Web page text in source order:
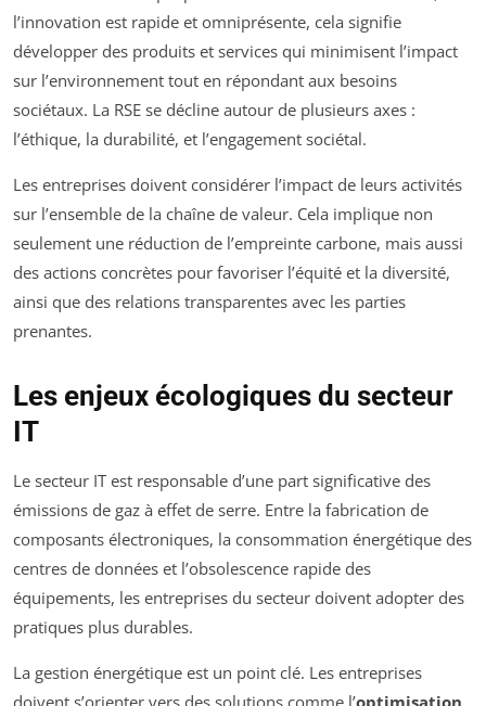
l’innovation est rapide et omniprésente, cela signifie
développer des produits et services qui minimisent l’impact
sur l’environnement tout en répondant aux besoins
sociétaux. La RSE se décline autour de plusieurs axes :
l’éthique, la durabilité, et l’engagement sociétal.
Les entreprises doivent considérer l’impact de leurs activités
sur l’ensemble de la chaîne de valeur. Cela implique non
seulement une réduction de l’empreinte carbone, mais aussi
des actions concrètes pour favoriser l’équité et la diversité,
ainsi que des relations transparentes avec les parties
prenantes.
Les enjeux écologiques du secteur
IT
Le secteur IT est responsable d’une part significative des
émissions de gaz à effet de serre. Entre la fabrication de
composants électroniques, la consommation énergétique des
centres de données et l’obsolescence rapide des
équipements, les entreprises du secteur doivent adopter des
pratiques plus durables.
La gestion énergétique est un point clé. Les entreprises
doivent s’orienter vers des solutions comme l’optimisation